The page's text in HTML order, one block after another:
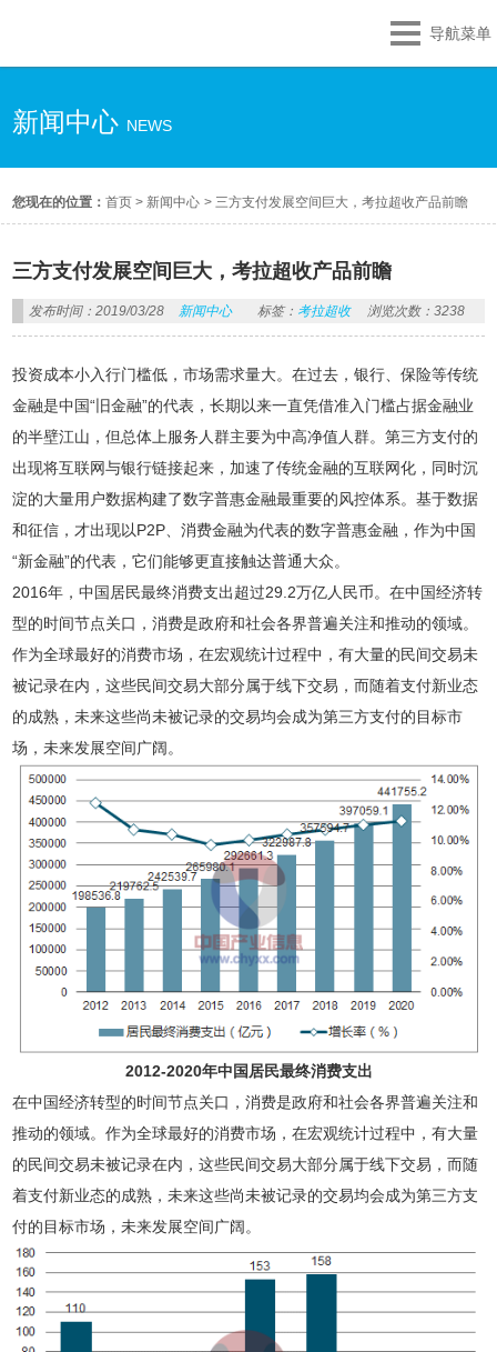
导航菜单
新闻中心 NEWS
您现在的位置：首页 > 新闻中心 >三方支付发展空间巨大，考拉超收产品前瞻
三方支付发展空间巨大，考拉超收产品前瞻
发布时间：2019/03/28 新闻中心 标签： 考拉超收 浏览次数：3238
投资成本小入行门槛低，市场需求量大。在过去，银行、保险等传统
金融是中国“旧金融”的代表，长期以来一直凭借准入门槛占据金融业
的半壁江山，但总体上服务人群主要为中高净值人群。第三方支付的
出现将互联网与银行链接起来，加速了传统金融的互联网化，同时沉
淀的大量用户数据构建了数字普惠金融最重要的风控体系。基于数据
和征信，才出现以P2P、消费金融为代表的数字普惠金融，作为中国
“新金融”的代表，它们能够更直接触达普通大众。
2016年，中国居民最终消费支出超过29.2万亿人民币。在中国经济转
型的时间节点关口，消费是政府和社会各界普遍关注和推动的领域。
作为全球最好的消费市场，在宏观统计过程中，有大量的民间交易未
被记录在内，这些民间交易大部分属于线下交易，而随着支付新业态
的成熟，未来这些尚未被记录的交易均会成为第三方支付的目标市
场，未来发展空间广阔。
2012-2020年中国居民最终消费支出
在中国经济转型的时间节点关口，消费是政府和社会各界普遍关注和
推动的领域。作为全球最好的消费市场，在宏观统计过程中，有大量
的民间交易未被记录在内，这些民间交易大部分属于线下交易，而随
着支付新业态的成熟，未来这些尚未被记录的交易均会成为第三方支
付的目标市场，未来发展空间广阔。